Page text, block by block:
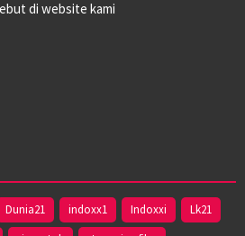
di website kami
Dunia21 indoxx1 Indoxxi
Lk21